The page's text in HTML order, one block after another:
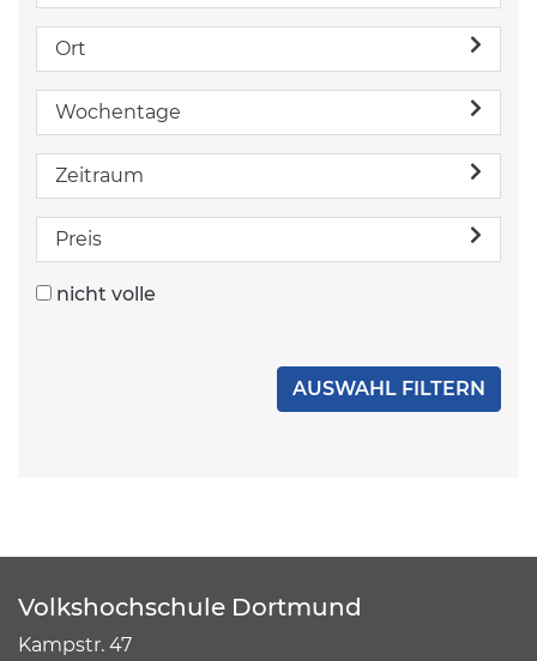
Ort
Wochentage
Zeitraum
Preis
nicht volle
Volkshochschule Dortmund
Kampstr. 47